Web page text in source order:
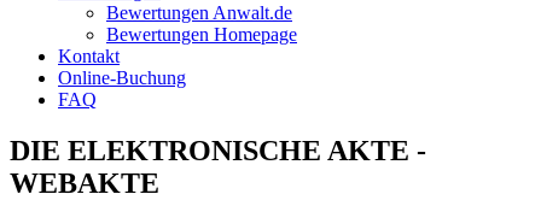
Bewertungen Anwalt.de
Bewertungen Homepage
Kontakt
Online-Buchung
FAQ
DIE ELEKTRONISCHE AKTE -
WEBAKTE